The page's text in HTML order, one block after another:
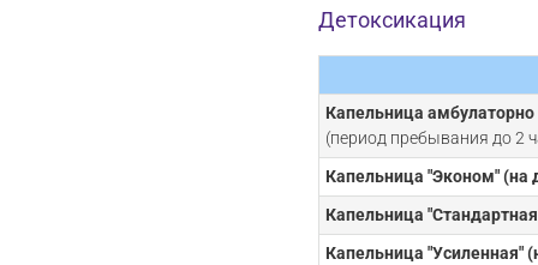
Детоксикация
Капельница амбулаторно
(период пребывания до 2
Капельница "Эконом" (на
Капельница
Капельница "Усиленная"